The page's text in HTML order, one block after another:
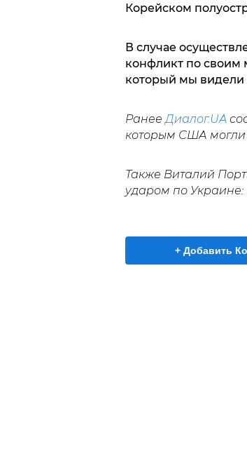
Корейском
В случае
конфликт по своим
который мы видели
РанееДиалог.UA
которым США могли
Также Виталий
ударом по Украине:
+ Добавить